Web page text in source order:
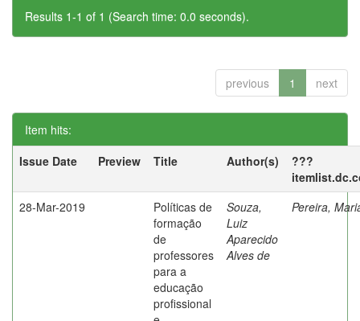
Results 1-1 of 1 (Search time: 0.0 seconds).
previous 1 next
Item hits:
Issue Date
Preview Title Author(s)
???
28-Mar-2019
Políticas de
formação
de
professores
para a
educação
profissional
Souza,
Luiz
Aparecido
Alves de
Pereira,